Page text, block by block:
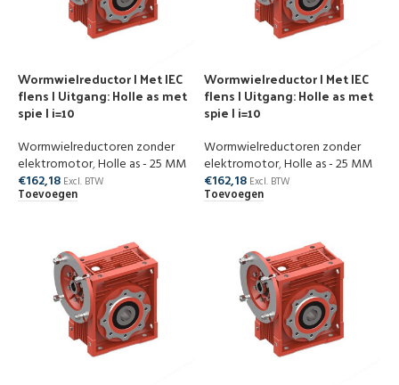
Wormwielreductor | Met IEC
flens | Uitgang: Holle as met
spie | i=10
Wormwielreductoren zonder
elektromotor,Holle as - 25 MM
€162,18 Excl. BTW
Toevoegen
Wormwielreductor | Met IEC
flens | Uitgang: Holle as met
spie | i=10
Wormwielreductoren zonder
elektromotor,Holle as - 25 MM
€162,18 Excl. BTW
Toevoegen